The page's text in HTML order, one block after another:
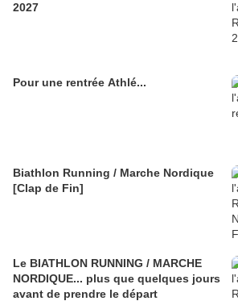
2027
Pour une rentrée Athlé...
Biathlon Running / Marche Nordique
[Clap de Fin]
Le BIATHLON RUNNING / MARCHE
NORDIQUE... plus que quelques jours
avant de prendre le départ